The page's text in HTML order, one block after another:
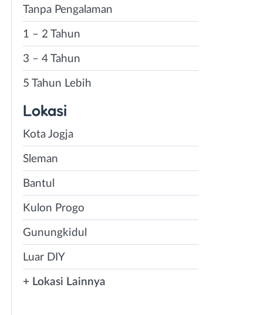
Tanpa Pengalaman
1 – 2 Tahun
3 – 4 Tahun
5 Tahun Lebih
Lokasi
Kota Jogja
Sleman
Bantul
Kulon Progo
Gunungkidul
Luar DIY
+ Lokasi Lainnya